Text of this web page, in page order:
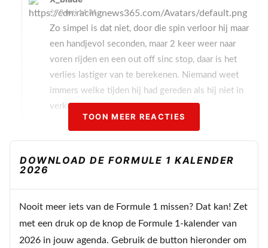
8 mei 14:31
Zo simpel is dat niet, door die spin verloor hij maar
een handjevol seconden, maar 2 keer weer naar
voren rijden en een out off sinc stop, daar is het
verlies lastiger van te berekenen. Niemand weet
immers welke tijden hij had gereden als hij niet in
verkeer zou zitten.
TOON MEER REACTIES
DOWNLOAD DE FORMULE 1 KALENDER
2026
Nooit meer iets van de Formule 1 missen? Dat kan! Zet
met een druk op de knop de Formule 1-kalender van
2026 in jouw agenda. Gebruik de button hieronder om